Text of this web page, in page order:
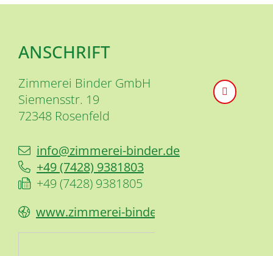
ANSCHRIFT
Zimmerei Binder GmbH
Siemensstr. 19
72348 Rosenfeld
info@zimmerei-binder.de
+49 (7428) 9381803
+49 (7428) 9381805
www.zimmerei-binder.de